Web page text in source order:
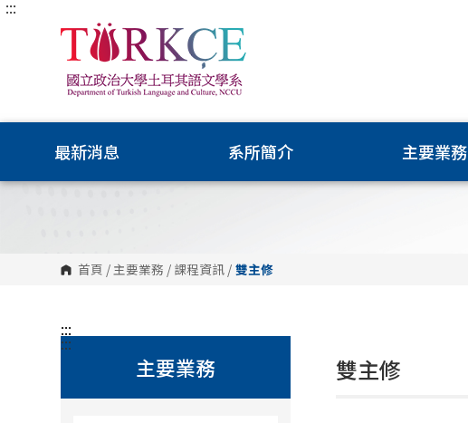
跳
:::
最新消息 系所簡介 主要業務
首頁 /主要業務 / 課程資訊 / 雙主修
:::
主要業務
:::
雙主修